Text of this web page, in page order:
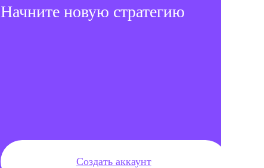
Начните новую стратегию
Создать аккаунт